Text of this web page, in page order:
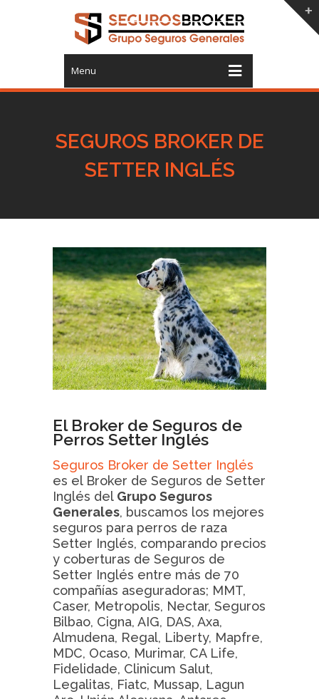
Menu
SEGUROS BROKER DE
SETTER INGLÉS
El Broker de Seguros de
Perros Setter Inglés
Seguros Broker de Setter Inglés
es el Broker de Seguros de Setter
Inglés del Grupo Seguros
Generales, buscamos los mejores
seguros para perros de raza
Setter Inglés, comparando precios
y coberturas de Seguros de
Setter Inglés entre más de 70
compañías aseguradoras; MMT,
Caser, Metropolis, Nectar, Seguros
Bilbao, Cigna, AIG, DAS, Axa,
Almudena, Regal, Liberty, Mapfre,
MDC, Ocaso, Murimar, CA Life,
Fidelidade, Clinicum Salut,
Legalitas, Fiatc, Mussap, Lagun